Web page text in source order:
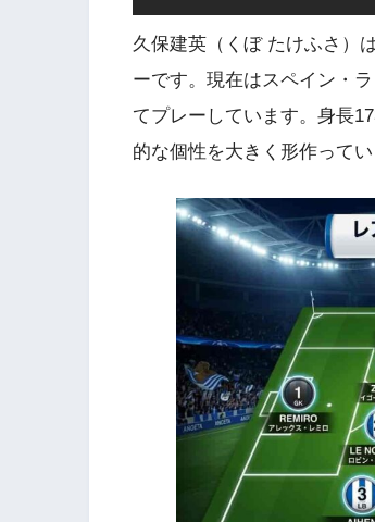
久保建英（くぼ たけふさ）
ーです。現在はスペイン・
てプレーしています。身長
的な個性を大きく形作ってい